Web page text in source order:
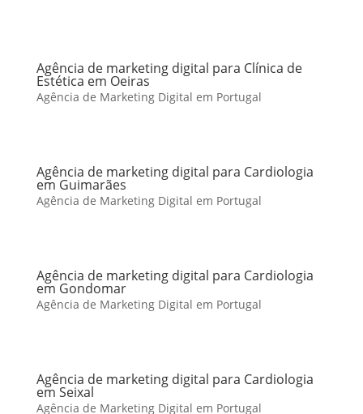
Agência de marketing digital para Clínica de
Estética em Oeiras
Agência de Marketing Digital em Portugal
Agência de marketing digital para Cardiologia
em Guimarães
Agência de Marketing Digital em Portugal
Agência de marketing digital para Cardiologia
em Gondomar
Agência de Marketing Digital em Portugal
Agência de marketing digital para Cardiologia
em Seixal
Agência de Marketing Digital em Portugal